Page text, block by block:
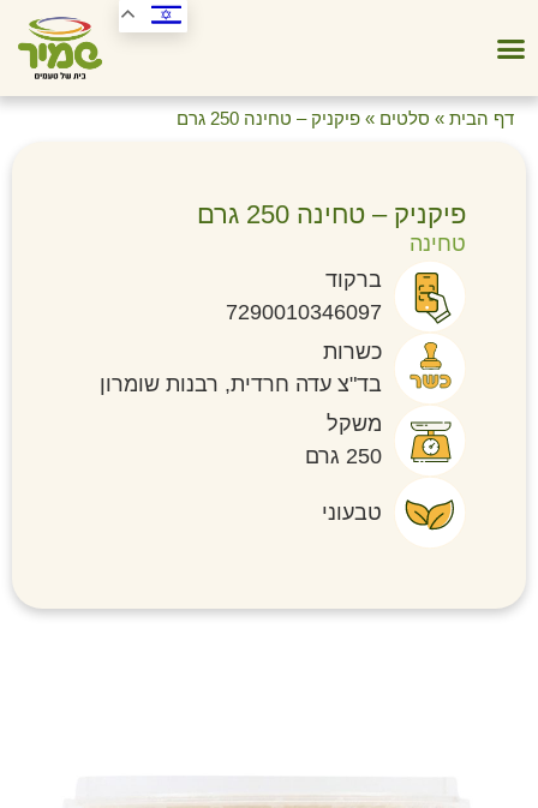
פיקניק – טחינה 250 גרם
טחינה
ברקוד
7290010346097
כשרות
בד"צ עדה חרדית, רבנות שומרון
משקל
250 גרם
טבעוני
דף הבית » סלטים » פיקניק – טחינה 250 גרם